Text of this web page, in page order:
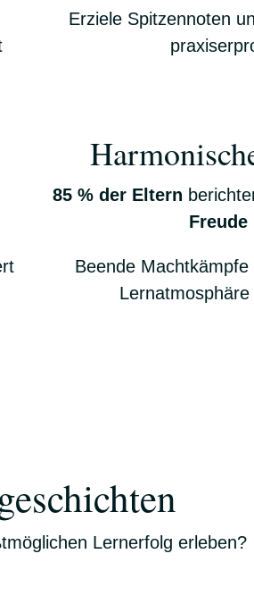
Erziele Spitzennoten
85 % der Eltern
Freude
Beende
Lernerfolg erleben?